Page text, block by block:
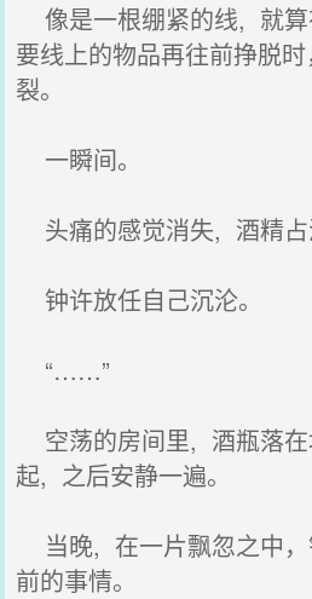
像是一根绷紧的线, 就算
要线上的物品再往前挣脱
裂。
一瞬间。
头痛的感觉消失, 酒精占
钟许放任自己沉沦。
“……”
空荡的房间里, 酒瓶落在
起, 之后安静一遍。
当晚, 在一片飘忽之中，
前的事情。